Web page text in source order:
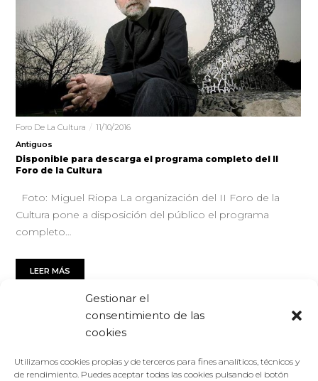
Gestionar el
consentimiento de las
cookies
Utilizamos cookies propias y de terceros para fines analíticos, técnicos y
de rendimiento. Puedes aceptar todas las cookies pulsando el botón
Foro De La Cultura
11/10/2016
Antiguos
Disponible para descarga el programa completo del II
Foro de la Cultura
Foto: Miguel Riopa La organización del II Foro de la
Cultura pone a disposición del público el programa
completo…
LEER MÁS